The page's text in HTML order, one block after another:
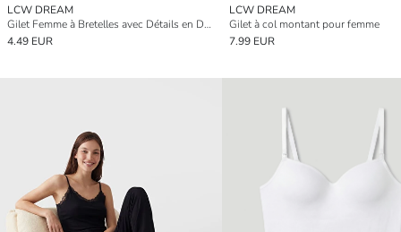
LCW DREAM
Gilet Femme à Bretelles avec Détails en Dentelle
4.49 EUR
LCW DREAM
Gilet à col montant pour femme
7.99 EUR